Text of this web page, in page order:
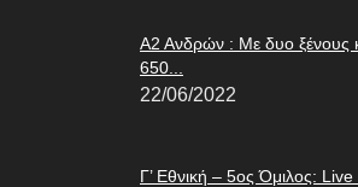
Α2 Ανδρών : Με δυο ξένους
650...
22/06/2022
Γ’ Εθνική – 5ος Όμιλος: